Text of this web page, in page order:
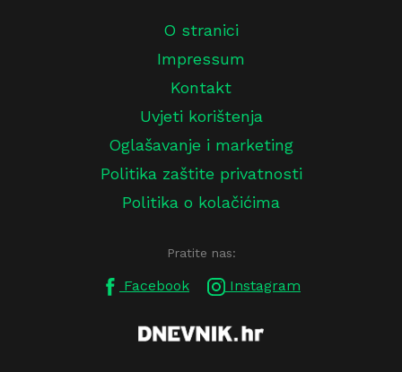
O stranici
Impressum
Kontakt
Uvjeti korištenja
Oglašavanje i marketing
Politika zaštite privatnosti
Politika o kolačićima
Pratite nas:
Facebook Instagram